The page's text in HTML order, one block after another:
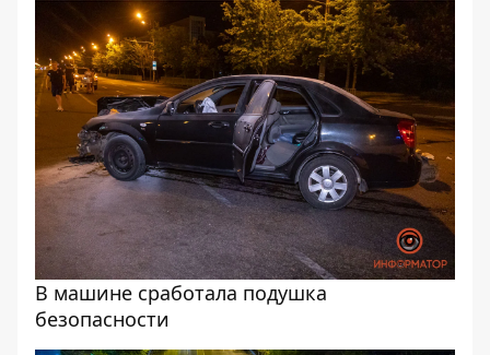
В машине сработала подушка
безопасности